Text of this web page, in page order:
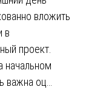
вложить
в
проект.
начальном
важна оц…